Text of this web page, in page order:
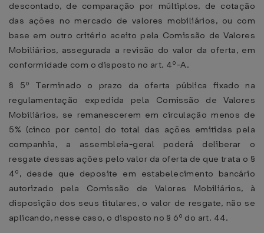
descontado, de comparação por múltiplos, de cotação
das ações no mercado de valores mobiliários, ou com
base em outro critério aceito pela Comissão de Valores
Mobiliários, assegurada a revisão do valor da oferta, em
conformidade com o disposto no art. 4º-A.
§ 5º Terminado o prazo da oferta pública fixado na
regulamentação expedida pela Comissão de Valores
Mobiliários, se remanescerem em circulação menos de
5% (cinco por cento) do total das ações emitidas pela
companhia, a assembleia-geral poderá deliberar o
resgate dessas ações pelo valor da oferta de que trata o §
4º, desde que deposite em estabelecimento bancário
autorizado pela Comissão de Valores Mobiliários, à
disposição dos seus titulares, o valor de resgate, não se
aplicando, nesse caso, o disposto no § 6º do art. 44.